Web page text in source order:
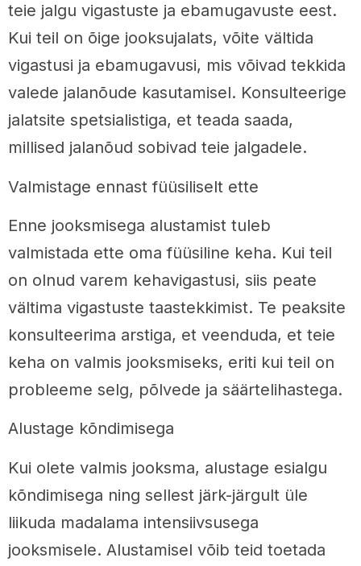
teie jalgu vigastuste ja ebamugavuste eest.
Kui teil on õige jooksujalats, võite vältida
vigastusi ja ebamugavusi, mis võivad tekkida
valede jalanõude kasutamisel. Konsulteerige
jalatsite spetsialistiga, et teada saada,
millised jalanõud sobivad teie jalgadele.
Valmistage ennast füüsiliselt ette
Enne jooksmisega alustamist tuleb
valmistada ette oma füüsiline keha. Kui teil
on olnud varem kehavigastusi, siis peate
vältima vigastuste taastekkimist. Te peaksite
konsulteerima arstiga, et veenduda, et teie
keha on valmis jooksmiseks, eriti kui teil on
probleeme selg, põlvede ja säärtelihastega.
Alustage kõndimisega
Kui olete valmis jooksma, alustage esialgu
kõndimisega ning sellest järk-järgult üle
liikuda madalama intensiivsusega
jooksmisele. Alustamisel võib teid toetada